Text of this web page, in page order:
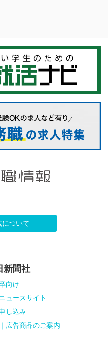
について
新聞社
向け
ュースサイト
し込み
広告商品のご案内